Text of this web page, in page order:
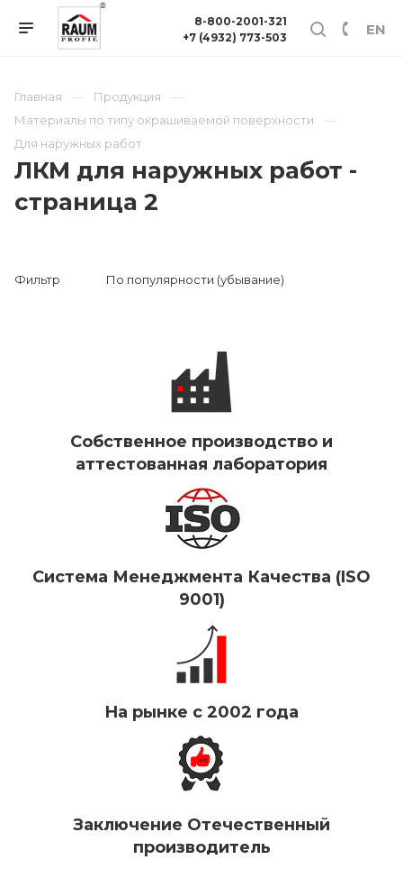
EN
8-800-2001-321
+7 (4932) 773-503
Главная
Продукция
Материалы по типу окрашиваемой поверхности
Для наружных работ
ЛКМ для наружных работ -
страница 2
Фильтр По популярности (убывание)
Собственное производство и
аттестованная лаборатория
Система Менеджмента Качества (ISO
9001)
На рынке с 2002 года
Заключение Отечественный
производитель